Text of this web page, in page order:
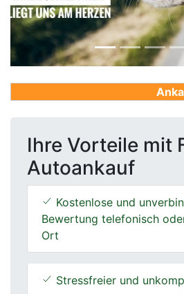
Ihre Vorteile mit
Autoankauf
Kostenlose und
Bewertung telefonisch
Ort
Stressfreier und